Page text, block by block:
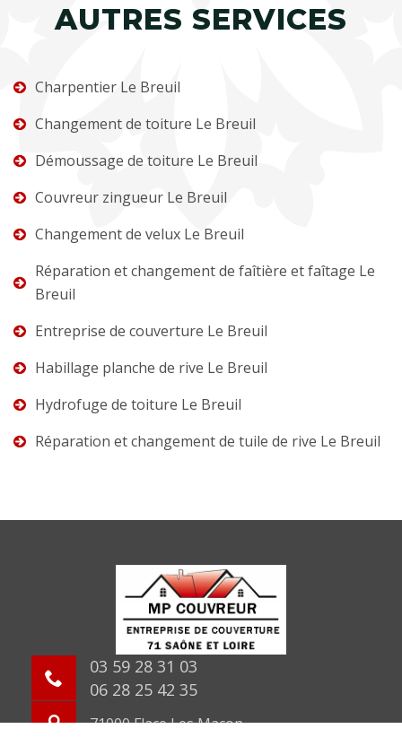
AUTRES SERVICES
Charpentier Le Breuil
Changement de toiture Le Breuil
Démoussage de toiture Le Breuil
Couvreur zingueur Le Breuil
Changement de velux Le Breuil
Réparation et changement de faîtière et faîtage Le
Breuil
Entreprise de couverture Le Breuil
Habillage planche de rive Le Breuil
Hydrofuge de toiture Le Breuil
Réparation et changement de tuile de rive Le Breuil
03 59 28 31 03
06 28 25 42 35
71000 Flace Les Macon